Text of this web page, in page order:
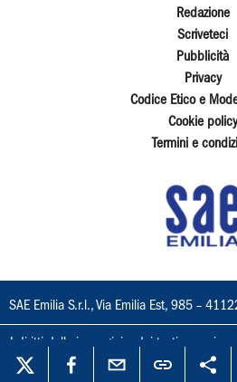
Redazione
Scriveteci
Pubblicità
Privacy
Codice Etico e
Cookie policy
Termini e
SAE Emilia S.r.l., Via Emilia Est, 985 –
I diritti delle immagini e dei testi sono
loro riproduzione con qualsiasi mezzo e